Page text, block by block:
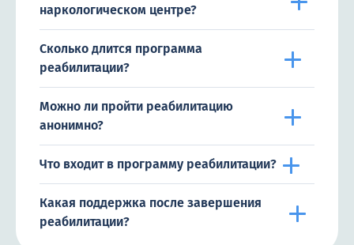
наркологическом центре?
Сколько длится программа
реабилитации?
Можно ли пройти реабилитацию
анонимно?
Что входит в программу реабилитации?
Какая поддержка после завершения
реабилитации?